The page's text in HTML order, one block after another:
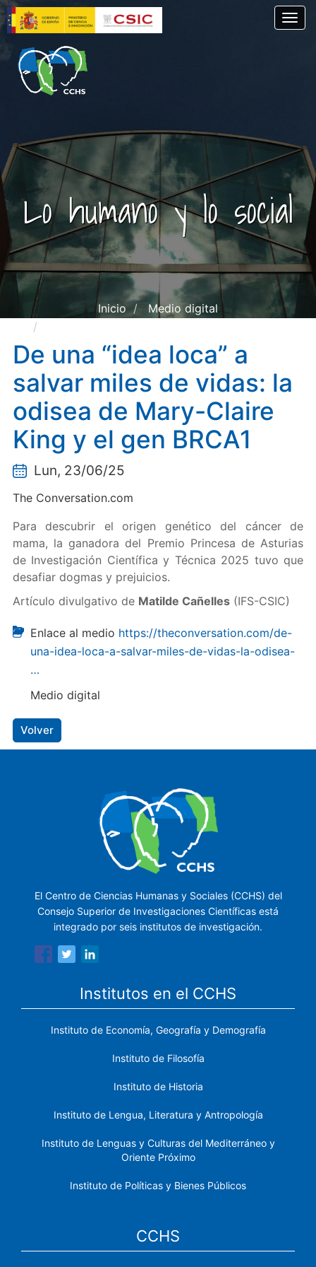
Pasar
al
contenido
principal
Lo humano y lo social
Inicio
Medio digital
odisea de Mary-Claire King y el gen BRCA1
De una “idea loca” a
salvar miles de vidas: la
odisea de Mary-Claire
King y el gen BRCA1
Lun, 23/06/25
The Conversation.com
Para descubrir el origen genético del cáncer de
mama, la ganadora del Premio Princesa de Asturias
de Investigación Científica y Técnica 2025 tuvo que
desafiar dogmas y prejuicios.
Artículo divulgativo de Matilde Cañelles(IFS-CSIC)
Enlace al medio https://theconversation.com/de-
una-idea-loca-a-salvar-miles-de-vidas-la-odisea-
…
Medio digital
Volver
El Centro de Ciencias Humanas y Sociales (CCHS) del
Consejo Superior de Investigaciones Científicas está
integrado por seis institutos de investigación.
Institutos en el CCHS
Instituto de Economía, Geografía y Demografía
Instituto de Filosofía
Instituto de Historia
Instituto de Lengua, Literatura y Antropología
Instituto de Lenguas y Culturas del Mediterráneo y
Oriente Próximo
Instituto de Políticas y Bienes Públicos
CCHS